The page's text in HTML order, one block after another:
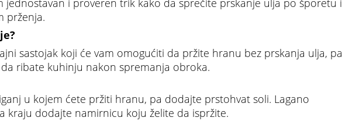
jednostavan i proveren trik kako da sprečite prskanje ulja po šporetu i
prženja.
sastojak koji će vam omogućiti da pržite hranu bez prskanja ulja, pa
ribate kuhinju nakon spremanja obroka.
u kojem ćete pržiti hranu, pa dodajte prstohvat soli. Lagano
kraju dodajte namirnicu koju želite da ispržite.